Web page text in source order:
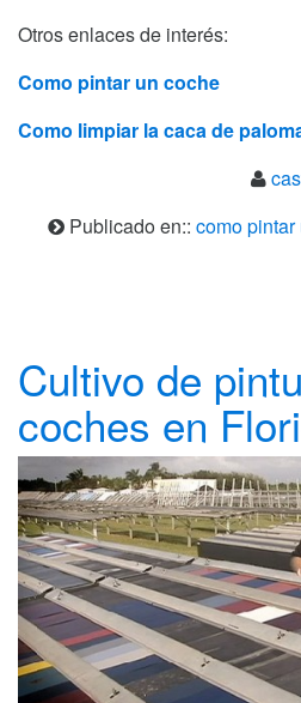
Otros enlaces de interés:
Como pintar un coche
Como limpiar la caca de
Publicado en:: como
Cultivo de
coches en